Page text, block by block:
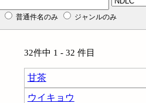
普通件名のみ ジャンルのみ
32件中 1 - 32 件目
甘茶
ウイキョウ